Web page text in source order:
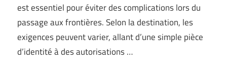
est essentiel pour éviter des complications lors du
passage aux frontières. Selon la destination, les
exigences peuvent varier, allant d’une simple pièce
d’identité à des autorisations …